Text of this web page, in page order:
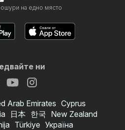
на едно място
ни
Arab Emirates Cyprus
日本 한국 New Zealand
Türkiye Україна